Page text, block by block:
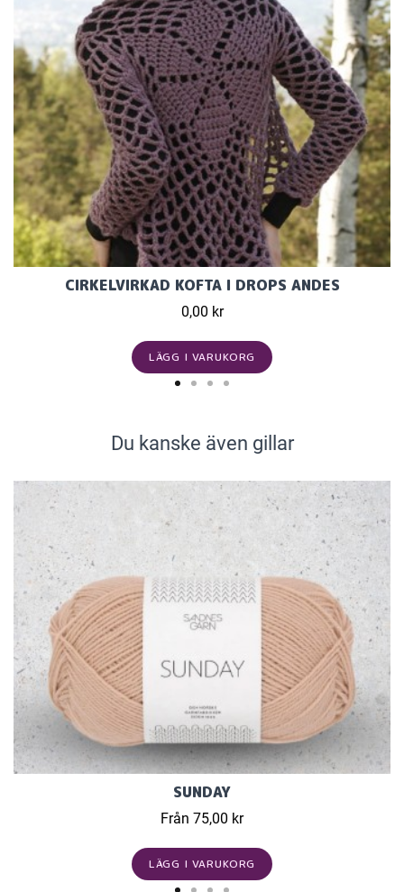
CIRKELVIRKAD KOFTA I DROPS ANDES
0,00 kr
LÄGG I VARUKORG
Du kanske även gillar
SUNDAY
Från 75,00 kr
LÄGG I VARUKORG